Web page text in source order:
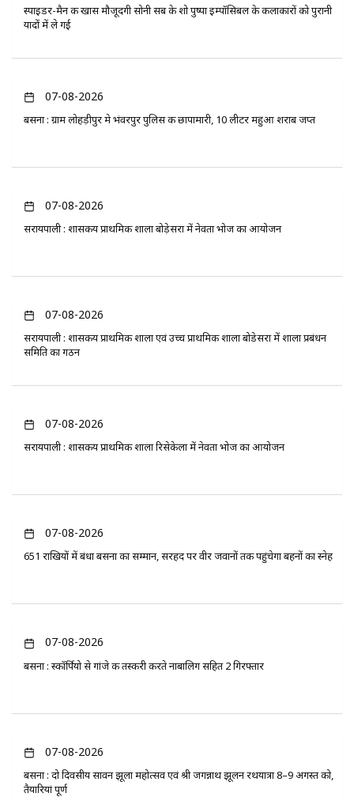
स्पाइडर-मैन की खास मौजूदगी सोनी सब के शो पुष्पा इम्पॉसिबल के कलाकारों को पुरानी
यादों में ले गई
07-08-2026
बसना : ग्राम लोहड़ीपुर मे भंवरपुर पुलिस की छापामारी, 10 लीटर महुआ शराब जप्त
07-08-2026
सरायपाली : शासकीय प्राथमिक शाला बोड़ेसरा में नेवता भोज का आयोजन
07-08-2026
सरायपाली : शासकीय प्राथमिक शाला एवं उच्च प्राथमिक शाला बोडेसरा में शाला प्रबंधन
समिति का गठन
07-08-2026
सरायपाली : शासकीय प्राथमिक शाला रिसेकेला में नेवता भोज का आयोजन
07-08-2026
651 राखियों में बंधा बसना का सम्मान, सरहद पर वीर जवानों तक पहुंचेगा बहनों का स्नेह
07-08-2026
बसना : स्कॉर्पियो से गांजे की तस्करी करते नाबालिग सहित 2 गिरफ्तार
07-08-2026
बसना : दो दिवसीय सावन झूला महोत्सव एवं श्री जगन्नाथ झूलन रथयात्रा 8–9 अगस्त को,
तैयारियां पूर्ण